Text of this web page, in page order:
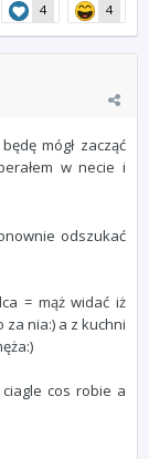
4 4
mógł zacząć
w necie i
odszukać
= mąż widać iż
nia:) a z kuchni
cos robie a